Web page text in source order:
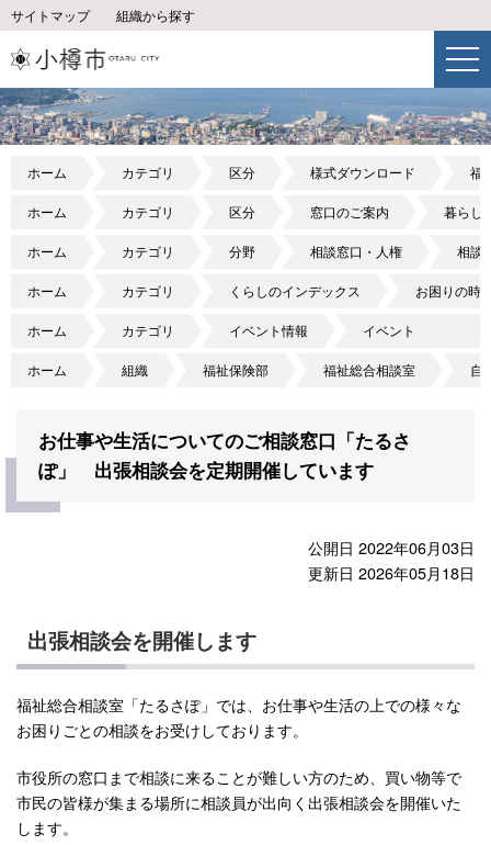
サイトマップ 組織から探す
ホーム カテゴリ 区分 様式ダウンロード 福
ホーム カテゴリ 区分 窓口のご案内 暮らし
ホーム カテゴリ 分野 相談窓口・人権 相談
ホーム カテゴリ くらしのインデックス お困りの時
ホーム カテゴリ イベント情報 イベント
ホーム 組織 福祉保険部 福祉総合相談室 自
お仕事や生活についてのご相談窓口「たるさ
ぽ」 出張相談会を定期開催しています
公開日 2022年06月03日
更新日 2026年05月18日
出張相談会を開催します
福祉総合相談室「たるさぽ」では、お仕事や生活の上での様々な
お困りごとの相談をお受けしております。
市役所の窓口まで相談に来ることが難しい方のため、買い物等で
市民の皆様が集まる場所に相談員が出向く出張相談会を開催いた
します。